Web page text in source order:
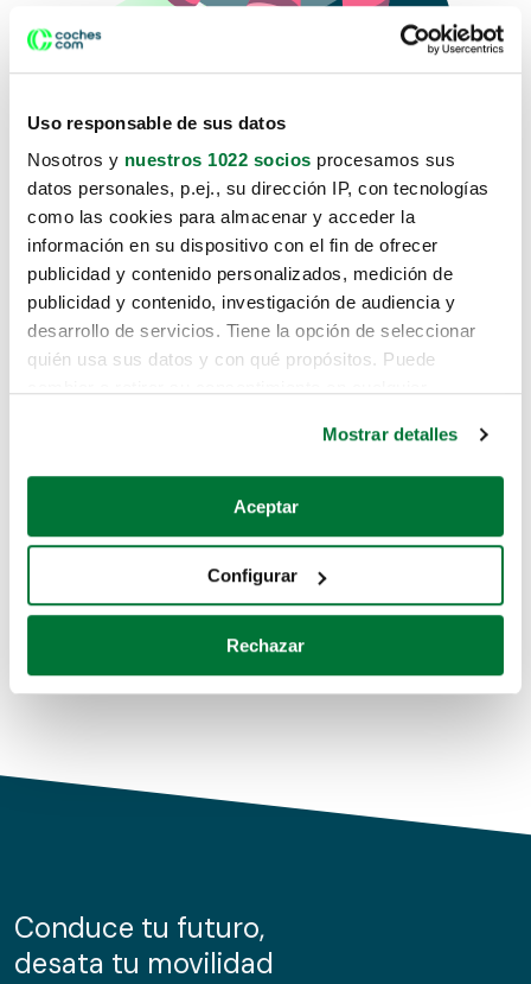
Uso responsable de sus datos
Nosotros y nuestros 1022 socios procesamos sus
datos personales, p.ej., su dirección IP, con tecnologías
como las cookies para almacenar y acceder la
información en su dispositivo con el fin de ofrecer
publicidad y contenido personalizados, medición de
publicidad y contenido, investigación de audiencia y
desarrollo de servicios. Tiene la opción de seleccionar
quién usa sus datos y con qué propósitos. Puede
Si lo permite, también quisiéramos:
Recopilar información sobre su ubicación geográfica
Identificar su dispositivo analizándolo activamente
para buscar características específicas (huellas
Obtenga más información sobre cómo se procesan sus
de cookies.
información sobre el uso que haga del sitio web con
nuestros partners de redes sociales, publicidad y análisis
Mostrar detalles
Aceptar
Configurar
Rechazar
Lo sentimos, no sabemos como
te hemos traido hasta aquí.
Pero puedes encontrar el coche que estás
buscando en alguno de estos enlaces:
Coches de segunda mano
Coches de km0
Conduce tu futuro,
desata tu movilidad